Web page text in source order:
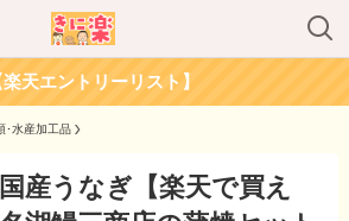
天エントリーリスト】
･水産加工品
産うなぎ【楽天で買え